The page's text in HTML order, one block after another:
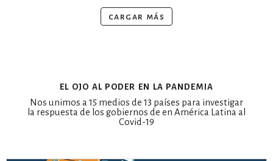
cargar más
el ojo al poder en la pandemia
Nos unimos a 15 medios de 13 países para investigar
la respuesta de los gobiernos de en América Latina al
Covid-19